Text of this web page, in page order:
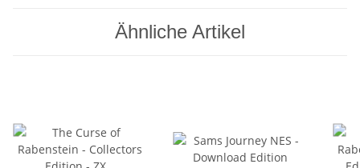
Ähnliche Artikel